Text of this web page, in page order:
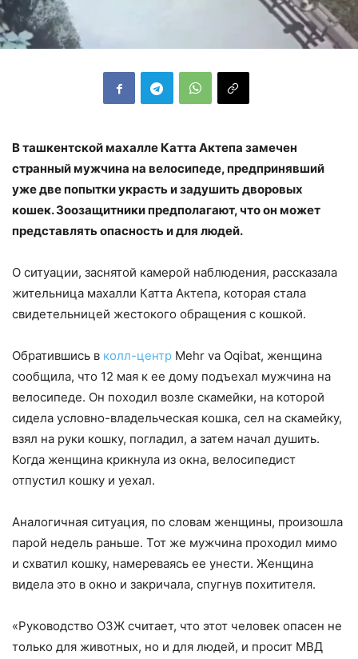
В ташкентской махалле Катта Актепа замечен
странный мужчина на велосипеде, предпринявший
уже две попытки украсть и задушить дворовых
кошек. Зоозащитники предполагают, что он может
представлять опасность и для людей.
О ситуации, заснятой камерой наблюдения, рассказала
жительница махалли Катта Актепа, которая стала
свидетельницей жестокого обращения с кошкой.
Обратившись в колл-центр Mehr va Oqibat, женщина
сообщила, что 12 мая к ее дому подъехал мужчина на
велосипеде. Он походил возле скамейки, на которой
сидела условно-владельческая кошка, сел на скамейку,
взял на руки кошку, погладил, а затем начал душить.
Когда женщина крикнула из окна, велосипедист
отпустил кошку и уехал.
Аналогичная ситуация, по словам женщины, произошла
парой недель раньше. Тот же мужчина проходил мимо
и схватил кошку, намереваясь ее унести. Женщина
видела это в окно и закричала, спугнув похитителя.
«Руководство ОЗЖ считает, что этот человек опасен не
только для животных, но и для людей, и просит МВД